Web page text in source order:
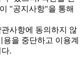
"공지사항"을 통해
사항에 동의하지 않
을 중단하고 이용계
.